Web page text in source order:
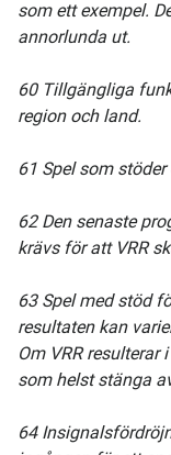
som ett exempel.
annorlunda ut.
60 Tillgängliga
region och land.
61 Spel som
62 Den senaste
krävs för att VRR
63 Spel med stöd
resultaten kan
Om VRR
som helst stänga
64